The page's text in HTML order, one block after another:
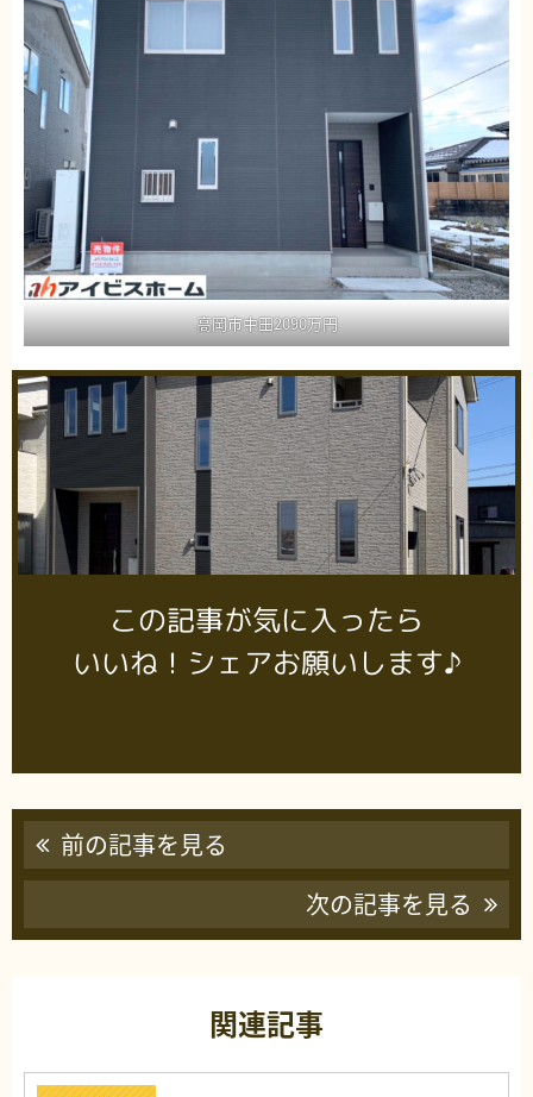
高岡市中田2090万円
この記事が気に入ったら
いいね！シェアお願いします♪
前の記事を見る
次の記事を見る
関連記事